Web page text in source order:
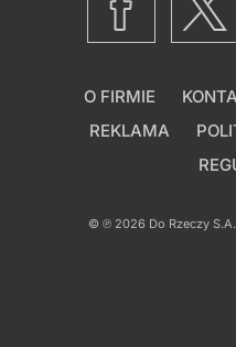
O FIRMIE
REKLAMA
© ℗ 2026 Do Rzeczy S.A.